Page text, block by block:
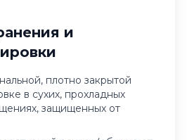
и
плотно закрытой
в сухих, прохладных
защищенных от